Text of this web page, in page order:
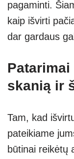
pagaminti.
kaip išvirti
dar gardaus
skanią ir
Tam, kad
pateikiame
būtinai reikėtų